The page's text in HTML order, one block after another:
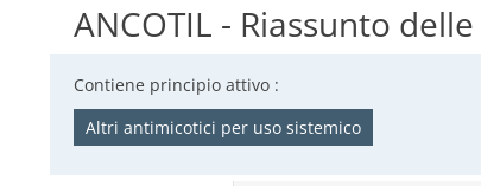
ANCOTIL - Riassunto
Contiene principio attivo :
Altri antimicotici per uso sistemico